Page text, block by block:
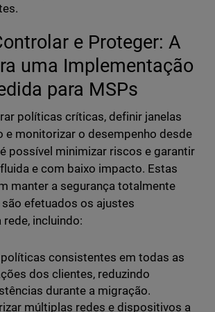
e Proteger: A
uma Implementação
para MSPs
políticas críticas, definir janelas
e monitorizar o desempenho desde
possível minimizar riscos e garantir
e com baixo impacto. Estas
manter a segurança totalmente
efetuados os ajustes
incluindo:
consistentes em todas as
dos clientes, reduzindo
durante a migração.
múltiplas redes e dispositivos a